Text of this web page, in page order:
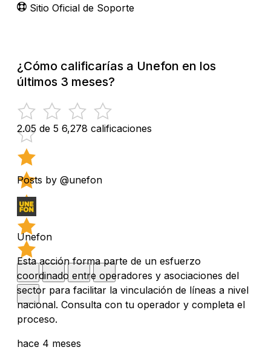
Sitio Oficial de Soporte
¿Cómo calificarías a Unefon en los
últimos 3 meses?
2.05 de 5 6,278 calificaciones
Posts by @unefon
Unefon
Esta acción forma parte de un esfuerzo
coordinado entre operadores y asociaciones del
sector para facilitar la vinculación de líneas a nivel
nacional. Consulta con tu operador y completa el
proceso.
hace 4 meses